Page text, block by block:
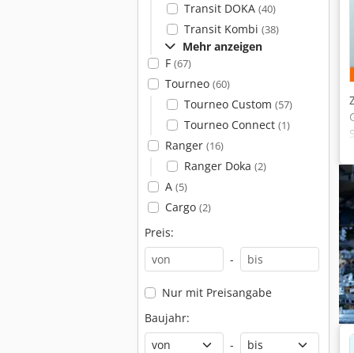
Transit DOKA (40)
Transit Kombi (38)
Mehr anzeigen
F (67)
Tourneo (60)
Tourneo Custom (57)
Tourneo Connect (1)
Ranger (16)
Ranger Doka (2)
A (5)
Cargo (2)
Preis:
-
Nur mit Preisangabe
Baujahr:
-